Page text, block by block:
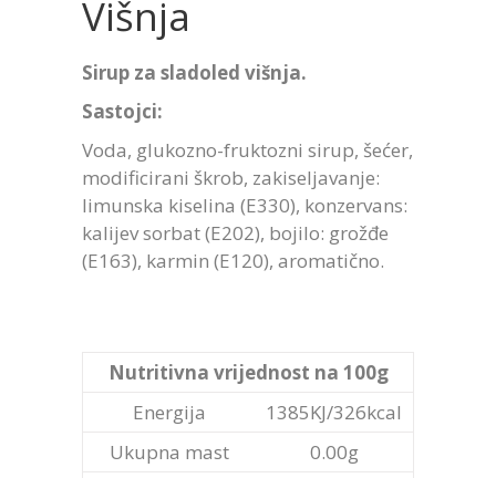
Višnja
Sirup za sladoled višnja.
Sastojci:
Voda, glukozno-fruktozni sirup, šećer,
modificirani škrob, zakiseljavanje:
limunska kiselina (E330), konzervans:
kalijev sorbat (E202), bojilo: grožđe
(E163), karmin (E120), aromatično.
Nutritivna vrijednost na 100g
Energija
1385KJ/326kcal
Ukupna mast
0.00g